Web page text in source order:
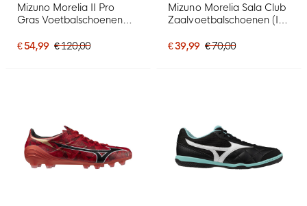
Mizuno Morelia II Pro
Gras Voetbalschoenen
€ 54,99 € 120,00
Mizuno Morelia Sala Club
Zaalvoetbalschoenen (IN)
€ 39,99 € 70,00